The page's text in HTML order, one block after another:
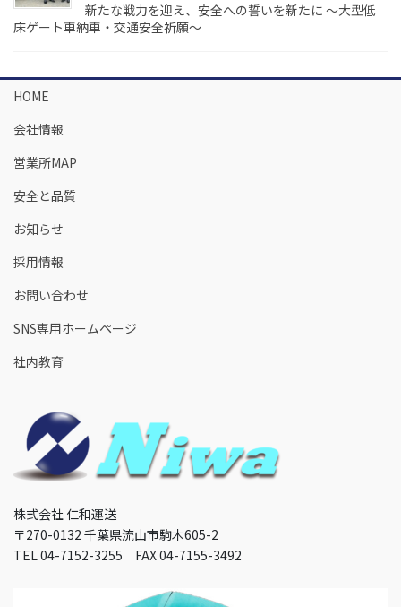
新たな戦力を迎え、安全への誓いを新たに ～大型低
床ゲート車納車・交通安全祈願～
HOME
会社情報
営業所MAP
安全と品質
お知らせ
採用情報
お問い合わせ
SNS専用ホームページ
社内教育
株式会社 仁和運送
〒270-0132 千葉県流山市駒木605-2
TEL 04-7152-3255 FAX 04-7155-3492